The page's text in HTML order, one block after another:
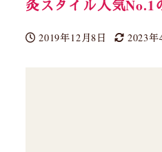
灸スタイル人気
投稿日
2019年12月8日
更新日
2023年